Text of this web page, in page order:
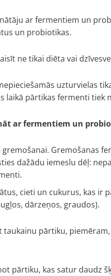
ar fermentiem un
un probiotikas.
ne tikai diēta vai
uzturvielas
laikā pārtikas fermenti tiek
ar fermentiem un
Gremošanas
dažādu iemeslu dēļ:
cieti un cukurus, kas ir
dārzeņos, graudos).
taukainu pārtiku,
pārtiku, kas satur daudz